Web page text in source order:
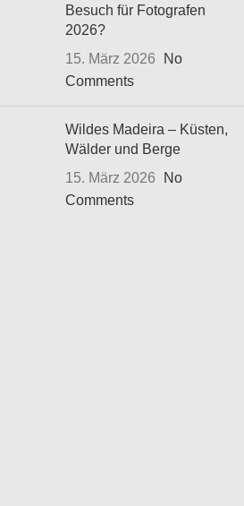
Besuch für Fotografen
2026?
15. März 2026
No
Comments
Wildes Madeira – Küsten,
Wälder und Berge
15. März 2026
No
Comments